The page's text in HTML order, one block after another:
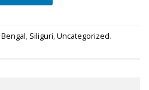
, Siliguri,Uncategorized.